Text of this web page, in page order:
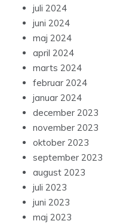
juli 2024
juni 2024
maj 2024
april 2024
marts 2024
februar 2024
januar 2024
december 2023
november 2023
oktober 2023
september 2023
august 2023
juli 2023
juni 2023
maj 2023